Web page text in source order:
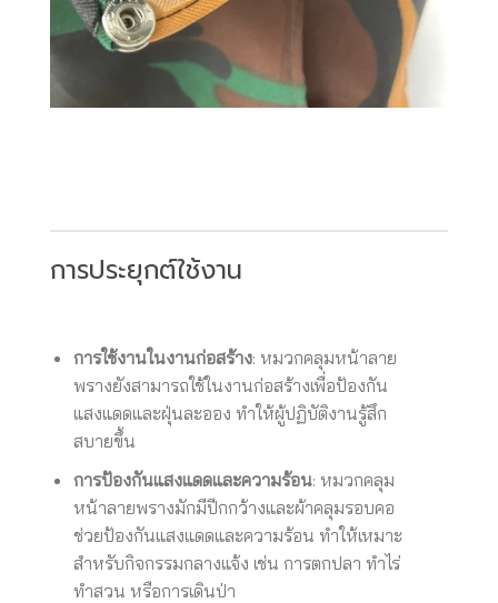
การประยุกต์ใช้งาน
การใช้งานในงานก่อสร้าง: หมวกคลุมหน้าลาย
พรางยังสามารถใช้ในงานก่อสร้างเพื่อป้องกัน
แสงแดดและฝุ่นละออง ทำให้ผู้ปฏิบัติงานรู้สึก
สบายขึ้น
การป้องกันแสงแดดและความร้อน: หมวกคลุม
หน้าลายพรางมักมีปีกกว้างและผ้าคลุมรอบคอ
ช่วยป้องกันแสงแดดและความร้อน ทำให้เหมาะ
สำหรับกิจกรรมกลางแจ้ง เช่น การตกปลา ทำไร่
ทำสวน หรือการเดินป่า